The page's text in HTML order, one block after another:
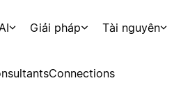
Giải pháp Tài nguyên
Connections